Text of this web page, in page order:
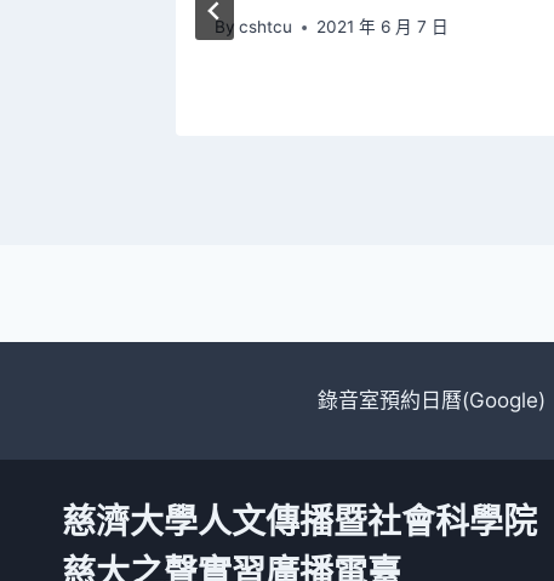
By cshtcu 2021 年 6 月 7 日
錄音室預約日曆(Google)
慈濟大學人文傳播暨社會科學院
慈大之聲實習廣播電臺